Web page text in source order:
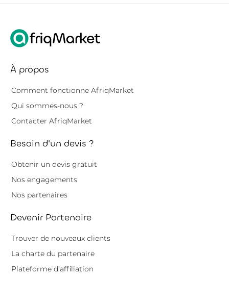
À propos
Comment fonctionne AfriqMarket
Qui sommes-nous ?
Contacter AfriqMarket
Besoin d'un devis ?
Obtenir un devis gratuit
Nos engagements
Nos partenaires
Devenir Partenaire
Trouver de nouveaux clients
La charte du partenaire
Plateforme d’affiliation